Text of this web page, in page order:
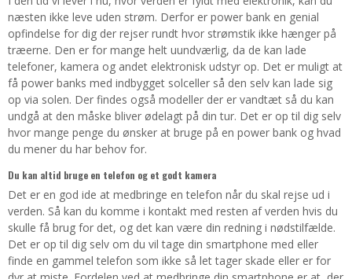
næsten ikke leve uden strøm. Derfor er power bank en genial
opfindelse for dig der rejser rundt hvor strømstik ikke hænger på
træerne. Den er for mange helt uundværlig, da de kan lade
telefoner, kamera og andet elektronisk udstyr op. Det er muligt at
få power banks med indbygget solceller så den selv kan lade sig
op via solen. Der findes også modeller der er vandtæt så du kan
undgå at den måske bliver ødelagt på din tur. Det er op til dig selv
hvor mange penge du ønsker at bruge på en power bank og hvad
du mener du har behov for.
Du kan altid bruge en telefon og et godt kamera
Det er en god ide at medbringe en telefon når du skal rejse ud i
verden. Så kan du komme i kontakt med resten af verden hvis du
skulle få brug for det, og det kan være din redning i nødstilfælde.
Det er op til dig selv om du vil tage din smartphone med eller
finde en gammel telefon som ikke så let tager skade eller er for